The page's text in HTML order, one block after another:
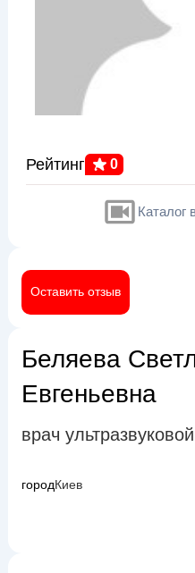
Рейтинг 0
Каталог
Оставить отзыв
Беляева
Евгеньевна
врач
городКиев